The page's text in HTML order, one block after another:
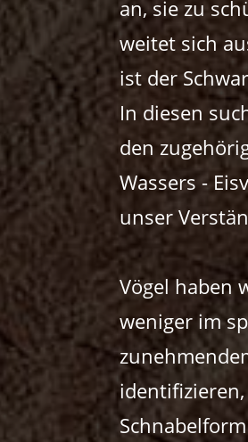
an, sie zu
weitet sich
ist der
In diesen
den
Wassers -
unser
Vögel haben
weniger im